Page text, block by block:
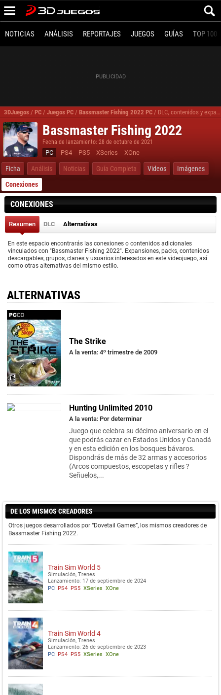
NOTICIAS ANÁLISIS REPORTAJES JUEGOS GUÍAS TOP 100
3DJuegos / PC / Juegos PC / Bassmaster Fishing 2022 PC / DLC, contenidos y expansiones Bassmaster Fishing 2022 PC
Bassmaster Fishing 2022
Fecha de lanzamiento: 28 de octubre de 2021
PC PS4 PS5 XSeries XOne
Ficha Análisis Noticias Guía Completa Videos
Imágenes
Conexiones
CONEXIONES
Resumen DLC Alternativas
En este espacio encontrarás las conexiones o contenidos adicionales
vinculados con "Bassmaster Fishing 2022". Expansiones, packs, contenidos
descargables, grupos, clanes y usuarios interesados en este videojuego, así
como otras alternativas del mismo estilo.
ALTERNATIVAS
The Strike
A la venta: 4º trimestre de 2009
Hunting Unlimited 2010
A la venta: Por determinar
Juego que celebra su décimo aniversario en el
que podrás cazar en Estados Unidos y Canadá
y en esta edición en los bosques bávaros.
Dispondrás de más de 32 armas y accesorios
(Arcos compuestos, escopetas y rifles ?
Señuelos,...
DE LOS MISMOS CREADORES
Otros juegos desarrollados por “Dovetail Games”, los mismos creadores de
Bassmaster Fishing 2022.
Train Sim World 5
Simulación, Trenes
Lanzamiento: 17 de septiembre de 2024
PC PS4 PS5 XSeries XOne
Train Sim World 4
Simulación, Trenes
Lanzamiento: 26 de septiembre de 2023
PC PS4 PS5 XSeries XOne